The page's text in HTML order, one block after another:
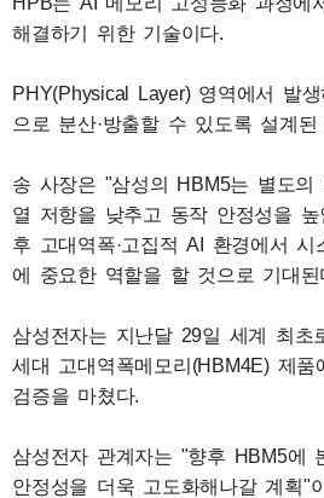
해결하기 위한 기술이다.
PHY(Physical Layer) 영역에서 발
으로 분산·방출할 수 있도록 설계
송 사장은 "삼성의 HBM5는 별도의
열 저항을 낮추고 동작 안정성을
후 고대역폭·고집적 AI 환경에서
에 중요한 역할을 할 것으로 기대된
삼성전자는 지난달 29일 세계 최초
세대 고대역폭메모리(HBM4E) 제
검증을 마쳤다.
삼성전자 관계자는 "향후 HBM5에
안정성을 더욱 고도화해나갈 계획"